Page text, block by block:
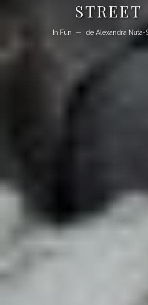
STREET
In Fun de Alexandra Nuta-